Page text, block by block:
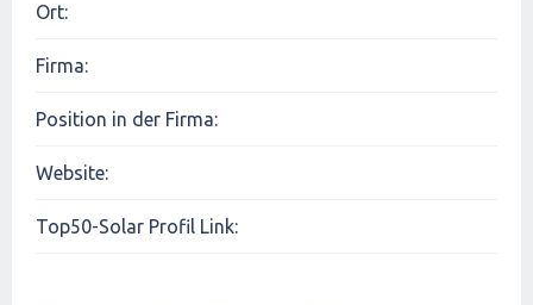
Ort:
Firma:
Position in der Firma:
Website:
Top50-Solar Profil Link: